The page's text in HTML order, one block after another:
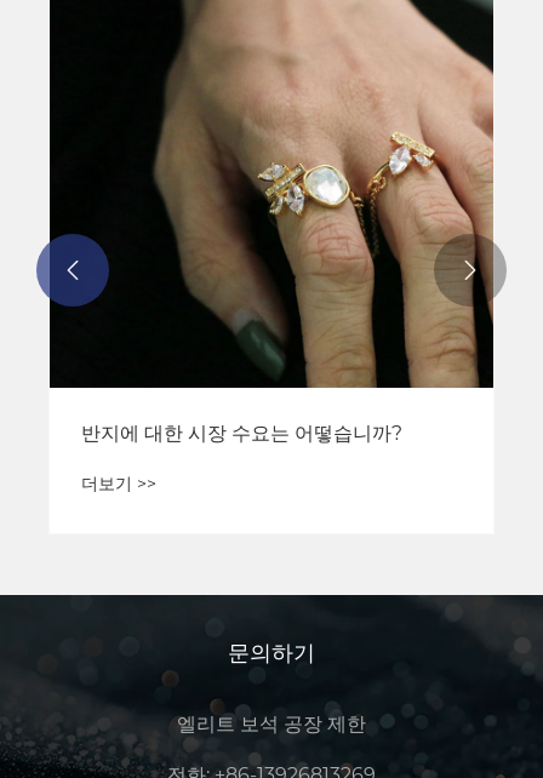
​반지에 대한 시장 수요는 어떻습니까?
더보기 >>
 
문의하기
엘리트 보석 공장 제한